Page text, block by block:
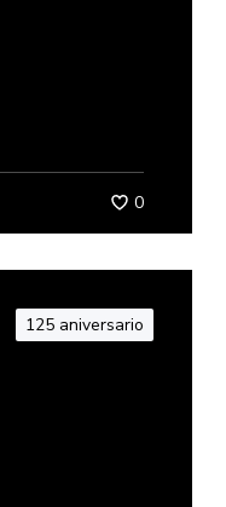
0
125 aniversario